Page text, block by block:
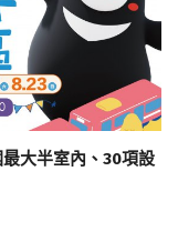
大半室內、30項設